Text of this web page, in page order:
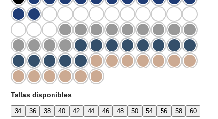
Tallas disponibles
34 36 38 40 42 44 46 48 50 54 56 58 60